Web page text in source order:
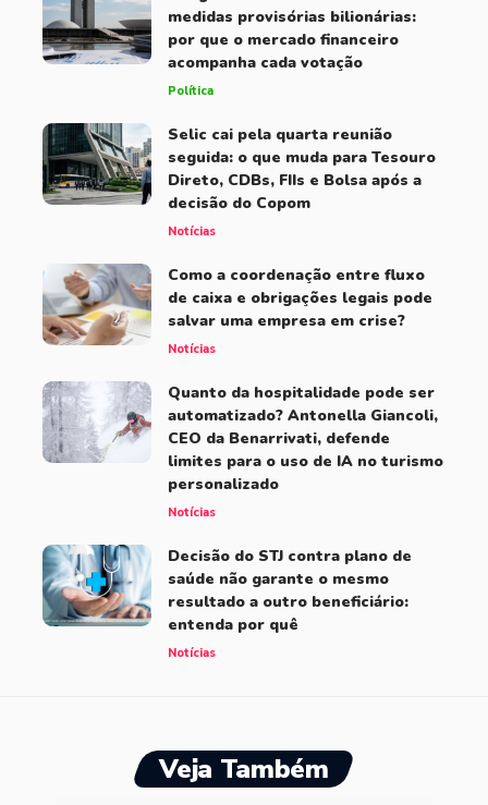
medidas provisórias bilionárias:
por que o mercado financeiro
acompanha cada votação
Política
Selic cai pela quarta reunião
seguida: o que muda para Tesouro
Direto, CDBs, FIIs e Bolsa após a
decisão do Copom
Notícias
Como a coordenação entre fluxo
de caixa e obrigações legais pode
salvar uma empresa em crise?
Notícias
Quanto da hospitalidade pode ser
automatizado? Antonella Giancoli,
CEO da Benarrivati, defende
limites para o uso de IA no turismo
personalizado
Notícias
Decisão do STJ contra plano de
saúde não garante o mesmo
resultado a outro beneficiário:
entenda por quê
Notícias
Veja Também